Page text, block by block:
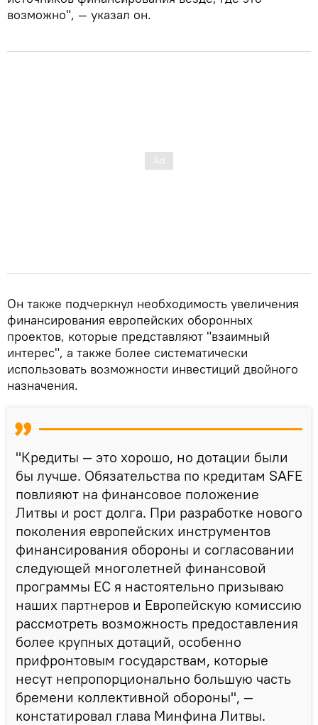
возможно", — указал он.
Он также подчеркнул необходимость увеличения
финансирования европейских оборонных
проектов, которые представляют "взаимный
интерес", а также более систематически
использовать возможности инвестиций двойного
назначения.
"Кредиты — это хорошо, но дотации были
бы лучше. Обязательства по кредитам SAFE
повлияют на финансовое положение
Литвы и рост долга. При разработке нового
поколения европейских инструментов
финансирования обороны и согласовании
следующей многолетней финансовой
программы ЕС я настоятельно призываю
наших партнеров и Европейскую комиссию
рассмотреть возможность предоставления
более крупных дотаций, особенно
прифронтовым государствам, которые
несут непропорционально большую часть
бремени коллективной обороны", —
констатировал глава Минфина Литвы.